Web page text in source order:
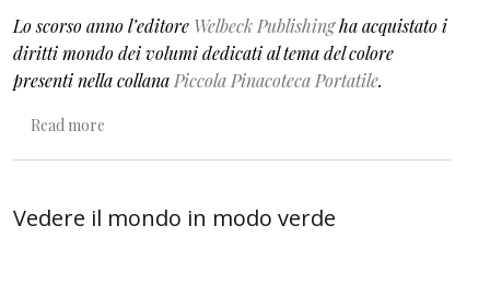
Lo scorso anno l’editore Welbeck Publishingha acquistato i
diritti mondo dei volumi dedicati al tema del colore
presenti nella collana Piccola Pinacoteca Portatile.
Read more
Vedere il mondo in modo verde